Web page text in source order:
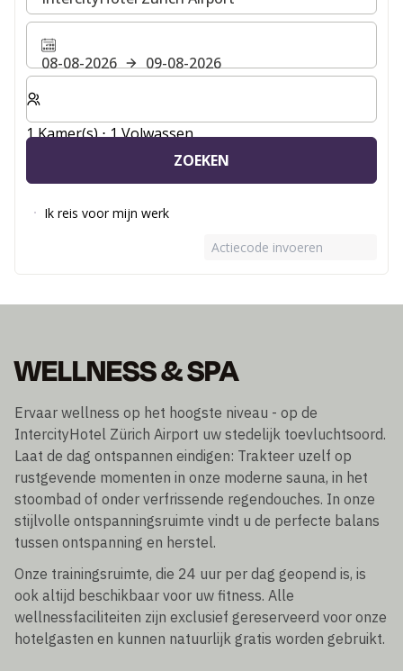
08-08-2026
09-08-2026
Selecteer het aantal kamers en gasten voor je verblijf
1 Kamer(s) ⋅ 1 Volwassen
ZOEKEN
Ik reis voor mijn werk
Actiecode invoeren
WELLNESS & SPA
Ervaar wellness op het hoogste niveau - op de
IntercityHotel Zürich Airport uw stedelijk toevluchtsoord.
Laat de dag ontspannen eindigen: Trakteer uzelf op
rustgevende momenten in onze moderne sauna, in het
stoombad of onder verfrissende regendouches. In onze
stijlvolle ontspanningsruimte vindt u de perfecte balans
tussen ontspanning en herstel.
Onze trainingsruimte, die 24 uur per dag geopend is, is
ook altijd beschikbaar voor uw fitness. Alle
wellnessfaciliteiten zijn exclusief gereserveerd voor onze
hotelgasten en kunnen natuurlijk gratis worden gebruikt.